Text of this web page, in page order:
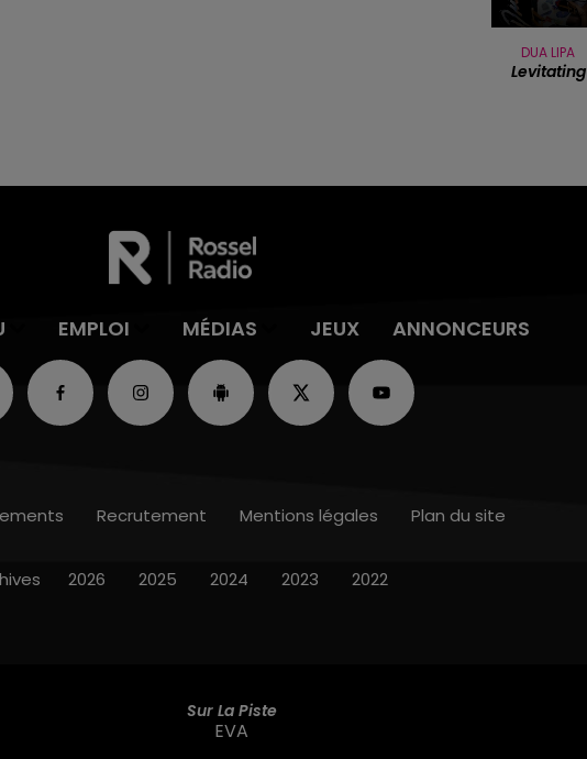
DUA LIPA
Levitating
EMPLOI MÉDIAS JEUX ANNONCEURS
Sur La Piste
EVA
Recrutement Mentions légales Plan du site
2026 2025 2024 2023 2022